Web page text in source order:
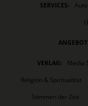
SERVICES:
VERLAG:
Media
Religion & Spiritualität
Stimmen der Zeit